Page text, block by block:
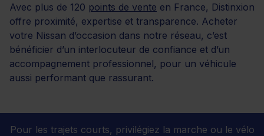
Avec plus de 120 points de vente en France, Distinxion
offre proximité, expertise et transparence. Acheter
votre Nissan d’occasion dans notre réseau, c’est
bénéficier d’un interlocuteur de confiance et d’un
accompagnement professionnel, pour un véhicule
aussi performant que rassurant.
Pour les trajets courts, privilégiez la marche ou le vélo